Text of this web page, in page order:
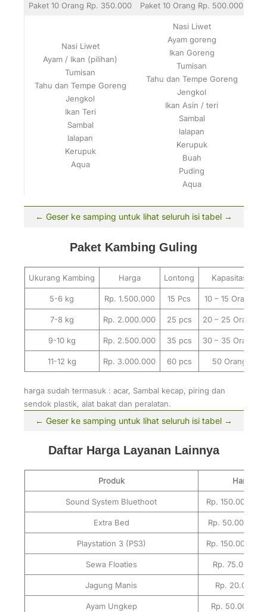
Paket 10 Orang Rp. 350.000 Paket 10 Orang Rp. 500.000
Nasi Liwet
Ayam / Ikan (pilihan)
Tumisan
Tahu dan Tempe Goreng
Jengkol
Ikan Teri
Sambal
lalapan
Kerupuk
Aqua
Nasi Liwet
Ayam goreng
Ikan Goreng
Tumisan
Tahu dan Tempe Goreng
Jengkol
Ikan Asin / teri
Sambal
lalapan
Kerupuk
Buah
Puding
Aqua
Paket Kambing Guling
Ukurang Kambing Harga Lontong Kapasitas
5-6 kg Rp. 1.500.000 15 Pcs 10 – 15 Orang
7-8 kg Rp. 2.000.000 25 pcs 20 – 25 Orang
9-10 kg Rp. 2.500.000 35 pcs 30 – 35 Orang
11-12 kg Rp. 3.000.000 60 pcs 50 Orang
harga sudah termasuk : acar, Sambal kecap, piring dan
sendok plastik, alat bakat dan peralatan.
Daftar Harga Layanan Lainnya
Produk Harga
Sound System Bluethoot Rp. 150.000 /
Extra Bed Rp. 50.000 /
Playstation 3 (PS3) Rp. 150.000 /
Sewa Floaties Rp. 75.000 /
Jagung Manis Rp. 20.000 /
Ayam Ungkep Rp. 50.000 /